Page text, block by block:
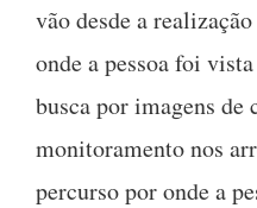
vão desde a
onde a pessoa foi
busca por imagens de
monitoramento nos
percurso por onde a